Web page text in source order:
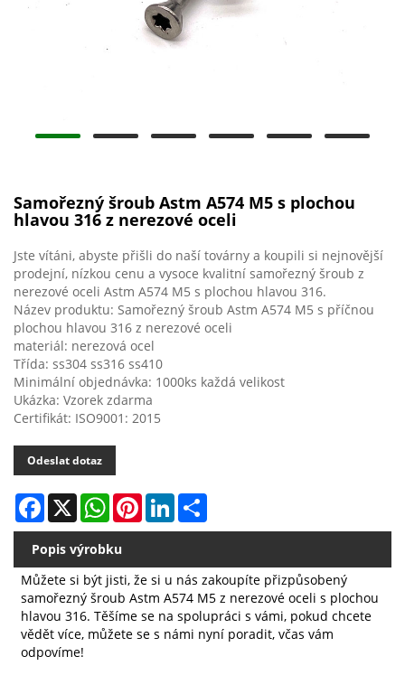
Samořezný šroub Astm A574 M5 s plochou
hlavou 316 z nerezové oceli
Jste vítáni, abyste přišli do naší továrny a koupili si nejnovější
prodejní, nízkou cenu a vysoce kvalitní samořezný šroub z
nerezové oceli Astm A574 M5 s plochou hlavou 316.
Název produktu: Samořezný šroub Astm A574 M5 s příčnou
plochou hlavou 316 z nerezové oceli
materiál: nerezová ocel
Třída: ss304 ss316 ss410
Minimální objednávka: 1000ks každá velikost
Ukázka: Vzorek zdarma
Certifikát: ISO9001: 2015
Odeslat dotaz
Facebook
X WhatsAppPinterestLinkedIn
Popis výrobku
Můžete si být jisti, že si u nás zakoupíte přizpůsobený
samořezný šroub Astm A574 M5 z nerezové oceli s plochou
hlavou 316. Těšíme se na spolupráci s vámi, pokud chcete
vědět více, můžete se s námi nyní poradit, včas vám
odpovíme!